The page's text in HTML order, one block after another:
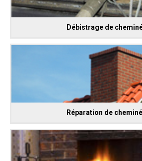
Débistrage de
Réparation de